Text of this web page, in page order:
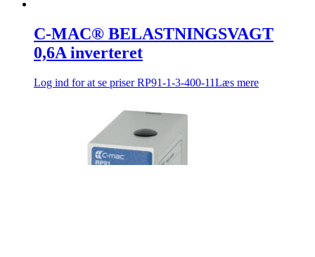
C-MAC® BELASTNINGSVAGT
0,6A inverteret
Log ind for at se priserRP91-1-3-400-11Læs mere